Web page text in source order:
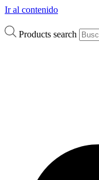
Ir al contenido
Products search